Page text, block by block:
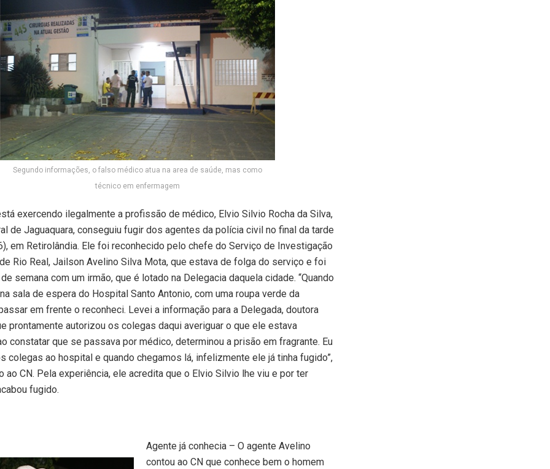
Segundo informações, o falso médico atua na area de saúde, mas como
técnico em enfermagem
exercendo ilegalmente a profissão de médico, Elvio Silvio Rocha da Silva,
de Jaguaquara, conseguiu fugir dos agentes da polícia civil no final da tarde
em Retirolândia. Ele foi reconhecido pelo chefe do Serviço de Investigação
Rio Real, Jailson Avelino Silva Mota, que estava de folga do serviço e foi
semana com um irmão, que é lotado na Delegacia daquela cidade. “Quando
sala de espera do Hospital Santo Antonio, com uma roupa verde da
em frente o reconheci. Levei a informação para a Delegada, doutora
prontamente autorizou os colegas daqui averiguar o que ele estava
constatar que se passava por médico, determinou a prisão em fragrante. Eu
colegas ao hospital e quando chegamos lá, infelizmente ele já tinha fugido”,
ao CN. Pela experiência, ele acredita que o Elvio Silvio lhe viu e por ter
fugido.
Agente já conhecia – O agente Avelino
contou ao CN que conhece bem o homem